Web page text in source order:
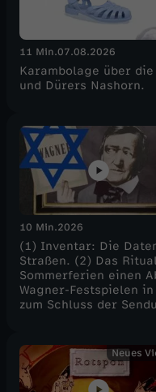
11 Min.07.08.2026
Karambolage über die
und Dürers Nashorn.
10 Min.2026
(1) Inventar: Die
Straßen. (2) Das
Sommerferien einen
Wagner-Festspielen
zum Schluss der
Neues